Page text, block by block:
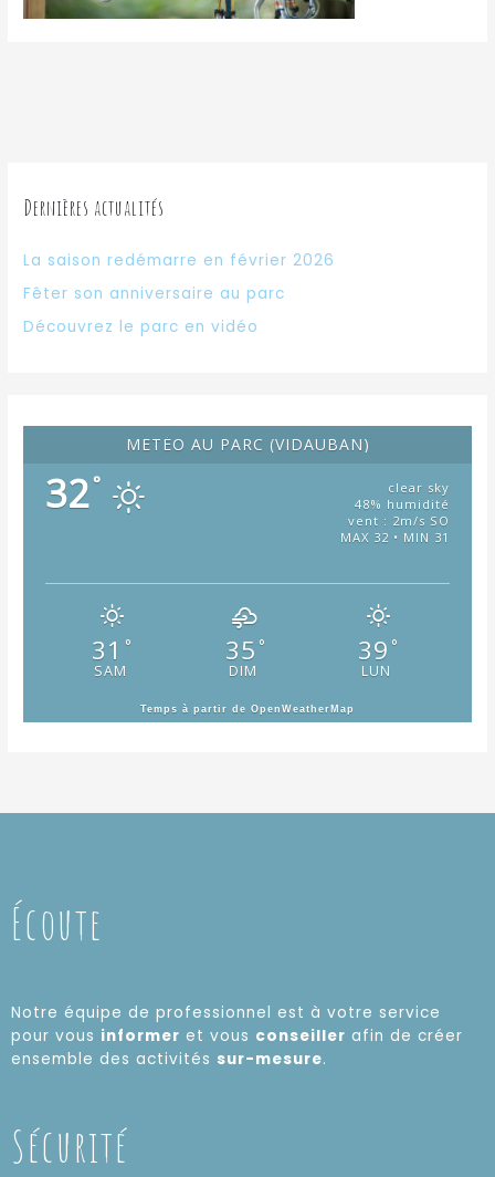
Dernières actualités
La saison redémarre en février 2026
Fêter son anniversaire au parc
Découvrez le parc en vidéo
METÉO AU PARC (VIDAUBAN)
32°
clear sky
48% humidité
vent : 2m/s SO
MAX 32 • MIN 31
31 °
SAM
35 °
DIM
39 °
LUN
Temps à partir de OpenWeatherMap
Écoute
Notre équipe de professionnel est à votre service
pour vous informer et vous conseiller afin de créer
ensemble des activités sur-mesure.
Sécurité